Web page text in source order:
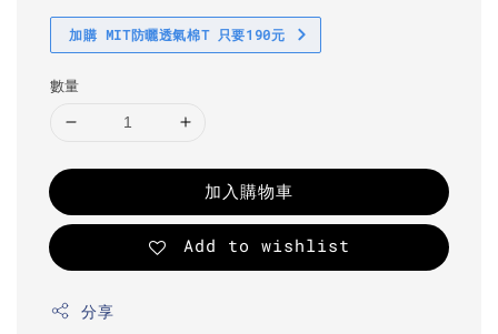
加購 MIT防曬透氣棉T 只要190元
數量
加入購物車
Add to wishlist
分享